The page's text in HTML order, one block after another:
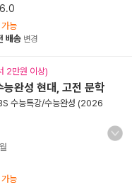
6.0
능
배송 변경
2만원 이상)
완성 현대, 고전 문학
수능특강/수능완성 (2026
능